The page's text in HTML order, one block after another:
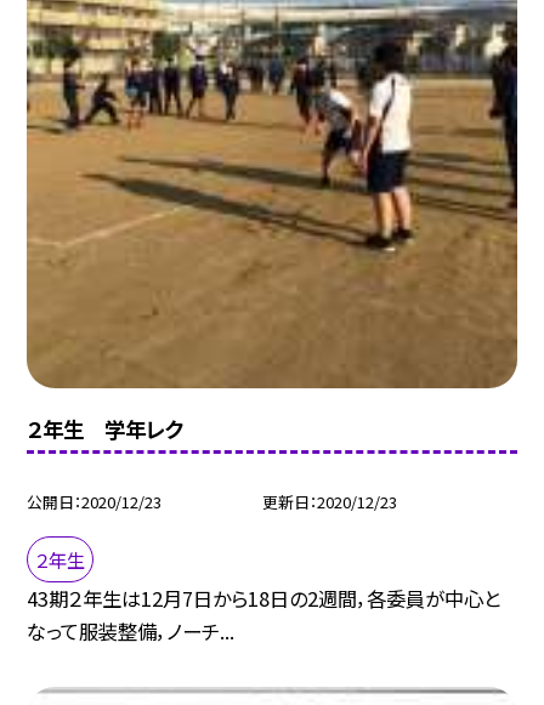
２年生 学年レク
公開日 2020/12/23 更新日 2020/12/23
２年生
43期２年生は12月7日から18日の2週間，各委員が中心と
なって服装整備，ノーチ...